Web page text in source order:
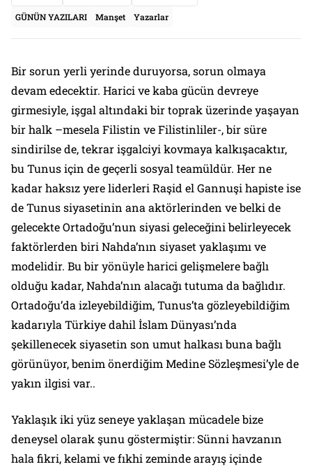
GÜNÜN YAZILARI Manşet Yazarlar
Bir sorun yerli yerinde duruyorsa, sorun olmaya
devam edecektir. Harici ve kaba gücün devreye
girmesiyle, işgal altındaki bir toprak üzerinde yaşayan
bir halk –mesela Filistin ve Filistinliler-, bir süre
sindirilse de, tekrar işgalciyi kovmaya kalkışacaktır,
bu Tunus için de geçerli sosyal teamüldür. Her ne
kadar haksız yere liderleri Raşid el Gannuşi hapiste ise
de Tunus siyasetinin ana aktörlerinden ve belki de
gelecekte Ortadoğu’nun siyasi geleceğini belirleyecek
faktörlerden biri Nahda’nın siyaset yaklaşımı ve
modelidir. Bu bir yönüyle harici gelişmelere bağlı
olduğu kadar, Nahda’nın alacağı tutuma da bağlıdır.
Ortadoğu’da izleyebildiğim, Tunus’ta gözleyebildiğim
kadarıyla Türkiye dahil İslam Dünyası’nda
şekillenecek siyasetin son umut halkası buna bağlı
görünüyor, benim önerdiğim Medine Sözleşmesi’yle de
yakın ilgisi var..
Yaklaşık iki yüz seneye yaklaşan mücadele bize
deneysel olarak şunu göstermiştir: Sünni havzanın
hala fikri, kelami ve fıkhi zeminde arayış içinde